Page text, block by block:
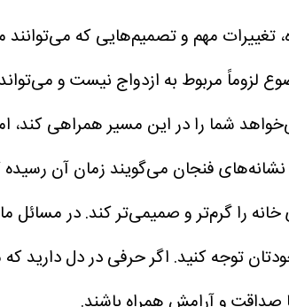
مهم و تصمیم‌هایی که
لزوماً مربوط به ازدواج نیست و
شما را در این مسیر همراهی کند،
نشانه‌های فنجان می‌گویند زمان آن
را گرم‌تر و صمیمی‌تر کند. در مسائل
توجه کنید. اگر حرفی در دل دارید